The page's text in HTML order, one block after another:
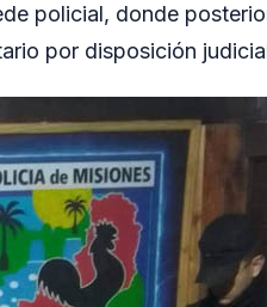
policial, donde
por disposición